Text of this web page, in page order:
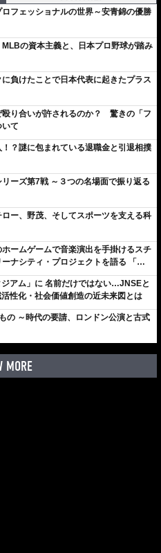
フェッショナルの世界～安青錦の優勝
MLBの資本主義と、日本プロ野球が踏み
に負けたことで日本代表に起きたプラス
殴り合いが許されるのか？ 驚きの「フ
いて
？謎に包まれている退職金と引退相撲
ーズ第7戦 ～３つの名場面で振り返る
ー、野茂、そしてスポーツを支える科
ームゲームで音楽演出を手掛けるスチ
ナシティ・プロジェクトを語る 「楽
は、ずっと成長曲線だから」
アム」に 名前だけではない…JNSEと
性化・社会価値創造の近未来図とは
の ～時代の要請、ロンドン公演と古式
MORE